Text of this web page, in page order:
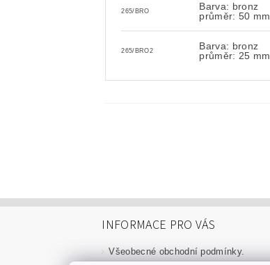
265/BRO
Barva: bronz
průměr: 50 mm
265/BRO2
Barva: bronz
průměr: 25 mm
INFORMACE PRO VÁS
Všeobecné obchodní podmínky.